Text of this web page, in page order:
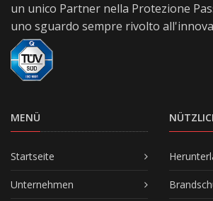
un unico Partner nella Protezione
uno sguardo sempre rivolto
MENÜ
Startseite
Unternehmen